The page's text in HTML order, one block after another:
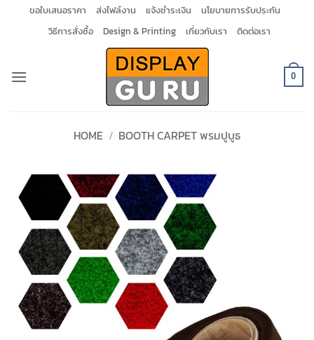
ขอใบเสนอราคา ส่งไฟล์งาน แจ้งชำระเงิน
นโยบายการรับประกัน
วิธีการสั่งซื้อ
Design & Printing เกี่ยวกับเรา ติดต่อเรา
0
HOME / BOOTH CARPET พรมปูบูธ